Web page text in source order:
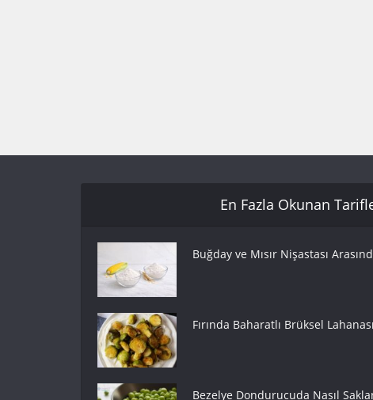
En Fazla Okunan
Buğday ve Mısır Nişastası
Fırında Baharatlı Brüksel
Bezelye Dondurucuda Nasıl